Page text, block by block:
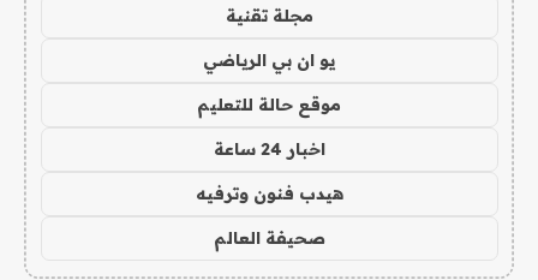
مجلة تقنية
يو ان بي الرياضي
موقع حالة للتعليم
اخبار 24 ساعة
هيدب فنون وترفيه
صحيفة العالم